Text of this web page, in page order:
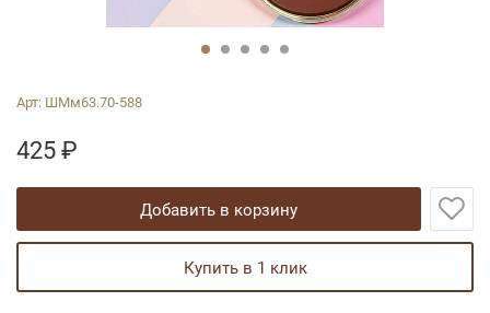
Арт: ШМм63.70-588
425₽
добавить в корзину
купить в 1 клик